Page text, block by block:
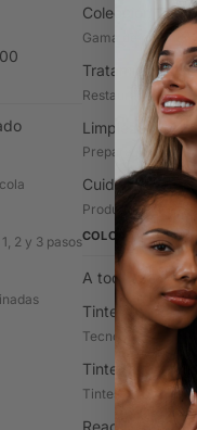
2 y 3 pasos
Colección
Gama de
Tratamientos
Restaurar,
Limpieza previa
Prepara la piel
Cuidados
Productos
COLOR
A todo color
Tintes híbridos
Tecnología de
Tintes para
Tintes en crema
Reactivos y